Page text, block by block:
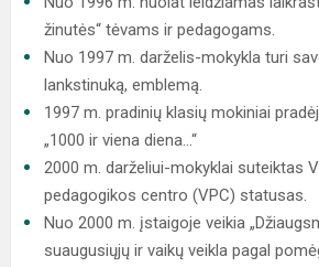
žinutės“ tėvams ir pedagogams.
Nuo 1997 m. darželis-mokykla turi
lankstinuką, emblemą.
1997 m. pradinių klasių mokiniai
„1000 ir viena diena…“
2000 m. darželiui-mokyklai suteiktas
pedagogikos centro (VPC) statusas.
Nuo 2000 m. įstaigoje veikia
suaugusiųjų ir vaikų veikla pagal